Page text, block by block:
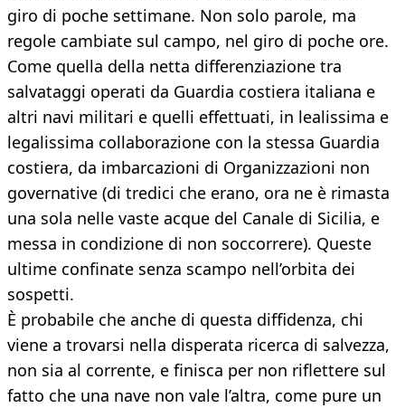
giro di poche settimane. Non solo parole, ma
regole cambiate sul campo, nel giro di poche ore.
Come quella della netta differenziazione tra
salvataggi operati da Guardia costiera italiana e
altri navi militari e quelli effettuati, in lealissima e
legalissima collaborazione con la stessa Guardia
costiera, da imbarcazioni di Organizzazioni non
governative (di tredici che erano, ora ne è rimasta
una sola nelle vaste acque del Canale di Sicilia, e
messa in condizione di non soccorrere). Queste
ultime confinate senza scampo nell’orbita dei
sospetti.
È probabile che anche di questa diffidenza, chi
viene a trovarsi nella disperata ricerca di salvezza,
non sia al corrente, e finisca per non riflettere sul
fatto che una nave non vale l’altra, come pure un